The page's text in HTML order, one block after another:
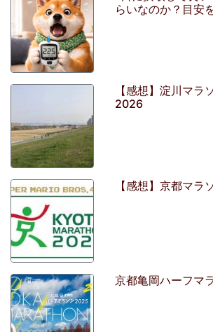
らいなのか？目安
【感想】淀川マラ
2026
【感想】京都マラ
京都亀岡ハーフマ